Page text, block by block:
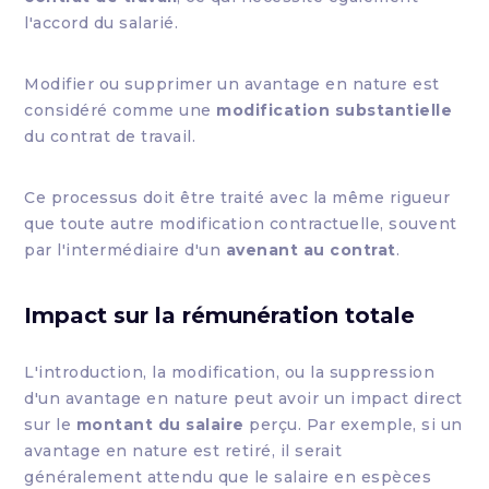
l'accord du salarié.
Modifier ou supprimer un avantage en nature est
considéré comme une modification substantielle
du contrat de travail.
Ce processus doit être traité avec la même rigueur
que toute autre modification contractuelle, souvent
par l'intermédiaire d'un avenant au contrat.
Impact sur la rémunération totale
L'introduction, la modification, ou la suppression
d'un avantage en nature peut avoir un impact direct
sur le montant du salaire perçu. Par exemple, si un
avantage en nature est retiré, il serait
généralement attendu que le salaire en espèces